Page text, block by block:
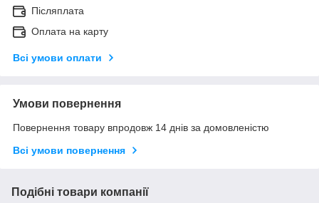
Післяплата
Оплата на карту
Всі умови оплати
Умови повернення
Повернення товару впродовж 14 днів за домовленістю
Всі умови повернення
Подібні товари компанії